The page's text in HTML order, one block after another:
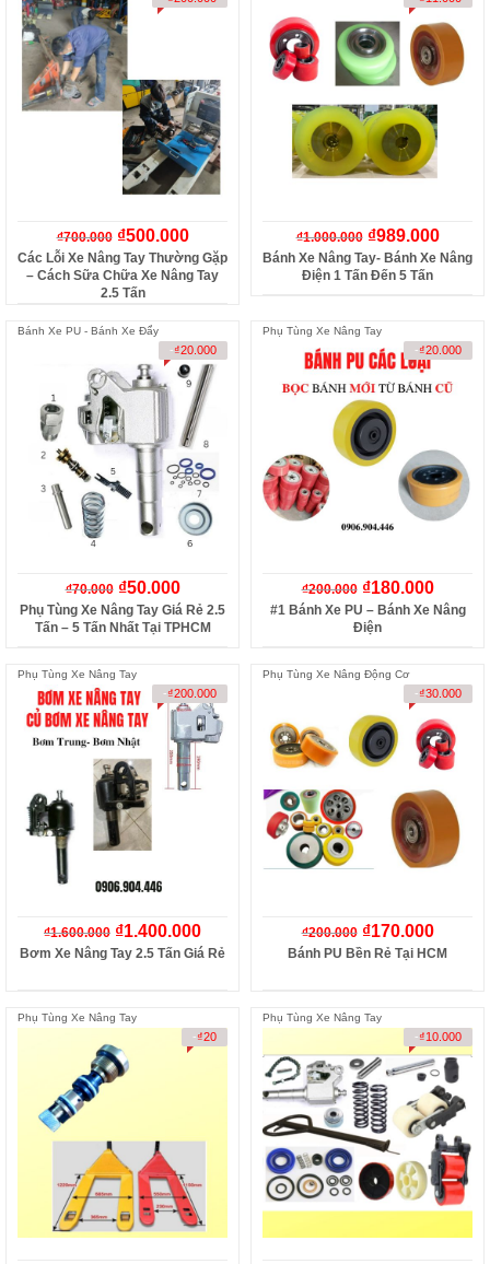
₫700.000 ₫500.000
Các Lỗi Xe Nâng Tay Thường Gặp
– Cách Sữa Chữa Xe Nâng Tay
2.5 Tấn
₫1.000.000 ₫989.000
Bánh Xe Nâng Tay- Bánh Xe Nâng
Điện 1 Tấn Đến 5 Tấn
Bánh Xe PU - Bánh Xe Đẩy
-₫20.000
₫70.000 ₫50.000
Phụ Tùng Xe Nâng Tay Giá Rẻ 2.5
Tấn – 5 Tấn Nhất Tại TPHCM
Phụ Tùng Xe Nâng Tay
-₫20.000
₫200.000 ₫180.000
#1 Bánh Xe PU – Bánh Xe Nâng
Điện
Phụ Tùng Xe Nâng Tay
-₫200.000
₫1.600.000 ₫1.400.000
Bơm Xe Nâng Tay 2.5 Tấn Giá Rẻ
Phụ Tùng Xe Nâng Động Cơ
-₫30.000
₫200.000 ₫170.000
Bánh PU Bền Rẻ Tại HCM
Phụ Tùng Xe Nâng Tay
-₫20
Phụ Tùng Xe Nâng Tay
-₫10.000